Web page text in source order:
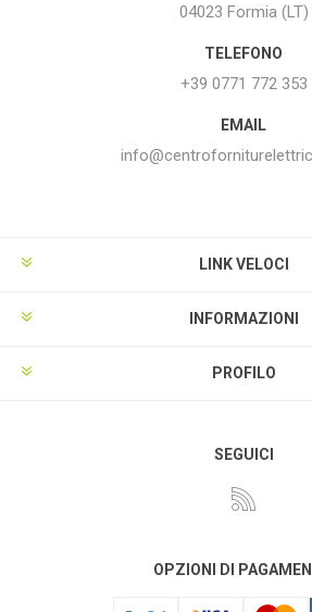
04023 Formia (LT)
TELEFONO
+39 0771 772 353
EMAIL
LINK VELOCI
INFORMAZIONI
PROFILO
SEGUICI
OPZIONI DI